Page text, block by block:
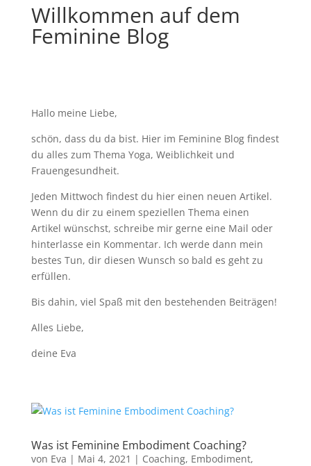
Willkommen auf dem
Feminine Blog
Hallo meine Liebe,
schön, dass du da bist. Hier im Feminine Blog findest
du alles zum Thema Yoga, Weiblichkeit und
Frauengesundheit.
Jeden Mittwoch findest du hier einen neuen Artikel.
Wenn du dir zu einem speziellen Thema einen
Artikel wünschst, schreibe mir gerne eine Mail oder
hinterlasse ein Kommentar. Ich werde dann mein
bestes Tun, dir diesen Wunsch so bald es geht zu
erfüllen.
Bis dahin, viel Spaß mit den bestehenden Beiträgen!
Alles Liebe,
deine Eva
Was ist Feminine Embodiment Coaching?
von Eva | Mai 4, 2021 | Coaching, Embodiment,